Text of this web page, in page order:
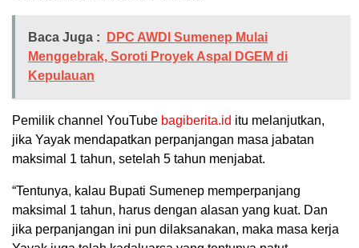
Baca Juga :
DPC AWDI Sumenep Mulai
Menggebrak, Soroti Proyek Aspal DGEM di
Kepulauan
Pemilik channel YouTube bagiberita.id itu melanjutkan,
jika Yayak mendapatkan perpanjangan masa jabatan
maksimal 1 tahun, setelah 5 tahun menjabat.
“Tentunya, kalau Bupati Sumenep memperpanjang
maksimal 1 tahun, harus dengan alasan yang kuat. Dan
jika perpanjangan ini pun dilaksanakan, maka masa kerja